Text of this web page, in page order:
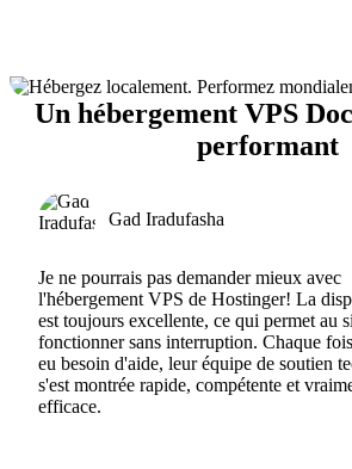
Un hébergement VPS
performant
Gad Iradufasha
Je ne pourrais pas demander mieux avec
l'hébergement VPS de Hostinger! La
est toujours excellente, ce qui permet au
fonctionner sans interruption. Chaque
eu besoin d'aide, leur équipe de soutien
s'est montrée rapide, compétente et
efficace.